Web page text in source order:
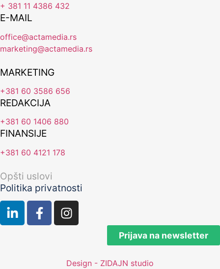
+ 381 11 4386 432
E-MAIL
office@actamedia.rs
marketing@actamedia.rs
MARKETING
+381 60 3586 656
REDAKCIJA
+381 60 1406 880
FINANSIJE
+381 60 4121 178
Opšti uslovi
Politika privatnosti
Prijava na newsletter
Design - ZIDAJN studio